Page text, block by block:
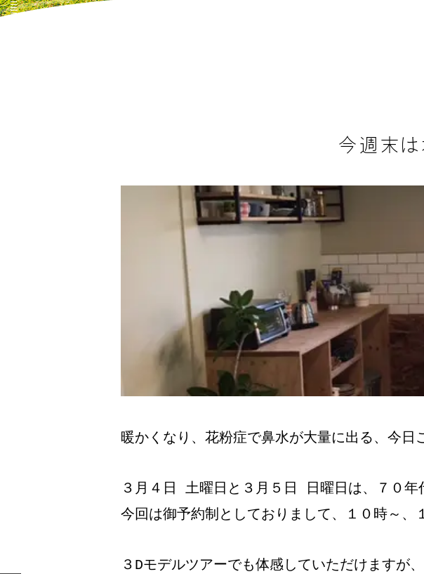
今週末は
暖かくなり、花粉症で鼻水が大量に出る、今日
３ 月４日 土曜日と３月５日 日曜日は、７０年
今回は御予約制としておりまして、１０時～、
３Dモデルツアーでも体感していただけますが